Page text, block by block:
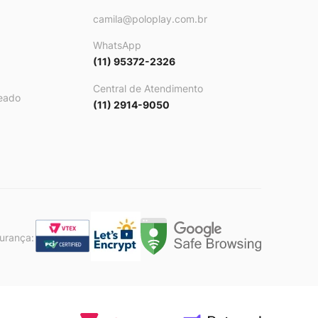
camila@poloplay.com.br
WhatsApp
(11) 95372-2326
Central de Atendimento
(11) 2914-9050